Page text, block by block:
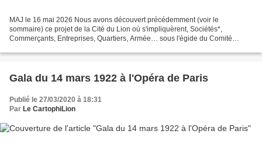
MAJ le 16 mai 2026 Nous avons découvert précédemment (voir le
sommaire) ce projet de la Cité du Lion où s'impliquèrent, Sociétés*,
Commerçants, Entreprises, Quartiers, Armée… sous l'égide du Comité
Gala du 14 mars 1922 à l'Opéra de Paris
Publié le 27/03/2020 à 18:31
Par Le CartophiLion